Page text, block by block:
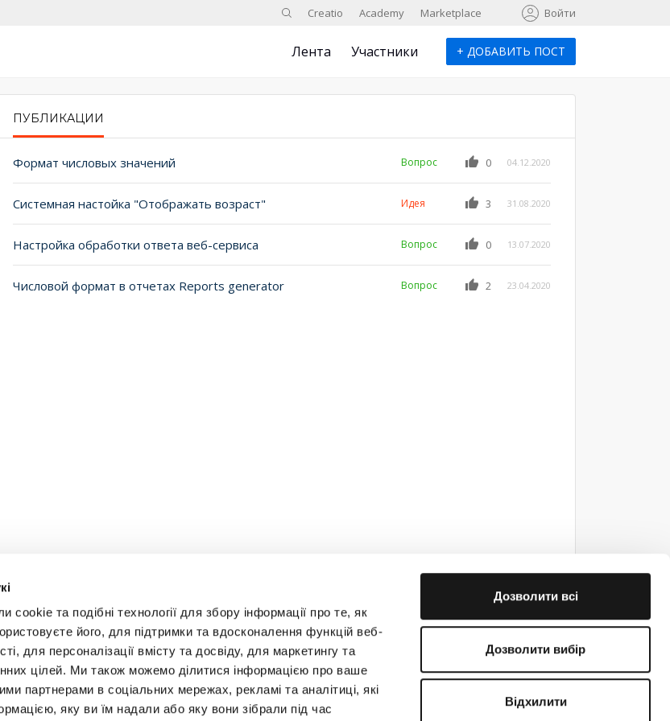
та подібні технології для збору інформації про те, як
його, для підтримки та вдосконалення функцій веб-
для персоналізації вмісту та досвіду, для маркетингу та
цілей. Ми також можемо ділитися інформацією про ваше
партнерами в соціальних мережах, рекламі та аналітиці, які
яку ви їм надали або яку вони зібрали під час
Дозволити всі
Дозволити вибір
Відхилити
ПоискCreatio Academy Marketplace Войти
Лента Участники + ДОБАВИТЬ ПОСТ
PRIMARY TABS
ПУБЛИКАЦИИ
Формат числовых значений Вопрос 0 04.12.2020
Системная настойка "Отображать возраст" Идея 3 31.08.2020
Настройка обработки ответа веб-сервиса Вопрос 0 13.07.2020
Числовой формат в отчетах Reports generator Вопрос 2 23.04.2020
Будьте на связи!